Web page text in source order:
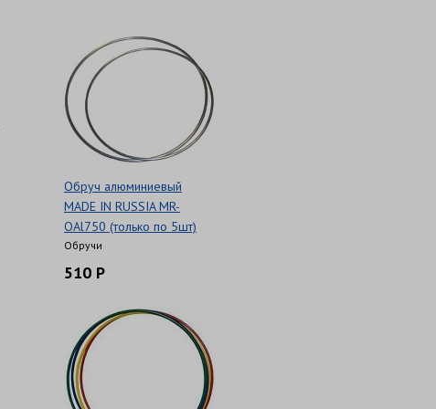
Обруч алюминиевый
MADE IN RUSSIA MR-
OAl750 (только по 5шт)
Обручи
510 Р